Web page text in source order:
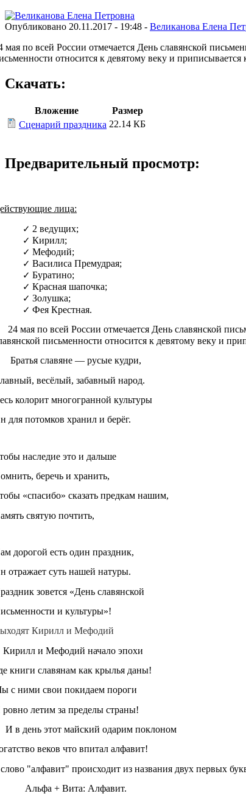
Опубликовано 20.11.2017 - 19:48 - Великанова Елена
мая по всей России отмечается День славянской
относится к девятому веку и
Скачать:
Вложение
Размер
Сценарий праздника 22.14 КБ
Предварительный просмотр:
лица:
2 ведущих;
Кирилл;
Мефодий;
Василиса Премудрая;
Буратино;
Красная шапочка;
Золушка;
Фея Крестная.
мая по всей России отмечается День славянской
письменности относится к девятому веку и
Братья славяне — русые кудри,
весёлый, забавный народ.
колорит многогранной культуры
для потомков хранил и берёг.
наследие это и дальше
беречь и хранить,
«спасибо» сказать предкам нашим,
святую почтить,
дорогой есть один праздник,
отражает суть нашей натуры.
зовется «День славянской
и культуры»!
Кирилл и Мефодий
и Мефодий начало эпохи
книги славянам как крылья даны!
с ними свои покидаем пороги
летим за пределы страны!
в день этот майский одарим поклоном
веков что впитал алфавит!
"алфавит" происходит из названия двух первых
+ Вита: Алфавит.